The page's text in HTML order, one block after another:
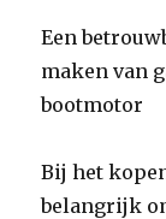
Een
maken van
bootmotor
Bij het
belangrijk